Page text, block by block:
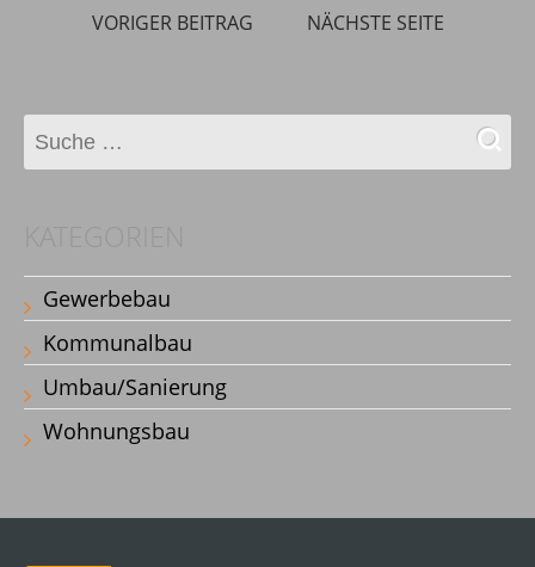
VORIGER BEITRAG NÄCHSTE SEITE
Gewerbebau
Kommunalbau
Umbau/Sanierung
Wohnungsbau